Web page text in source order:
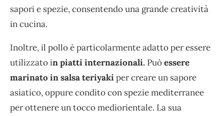
sapori e spezie, consentendo una grande creatività
in cucina.
Inoltre, il pollo è particolarmente adatto per essere
utilizzato in piatti internazionali. Puòessere
marinato in salsa teriyakiper creare un sapore
asiatico, oppure condito con spezie mediterranee
per ottenere un tocco mediorientale. La sua